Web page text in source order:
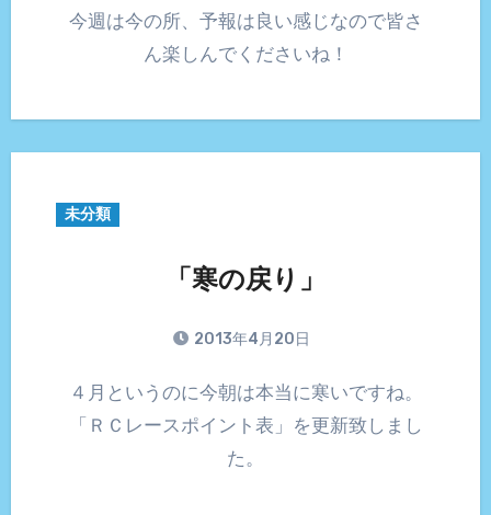
今週は今の所、予報は良い感じなので皆さ
ん楽しんでくださいね！
未分類
「寒の戻り」
2013年4月20日
４月というのに今朝は本当に寒いですね。
「ＲＣレースポイント表」を更新致しまし
た。